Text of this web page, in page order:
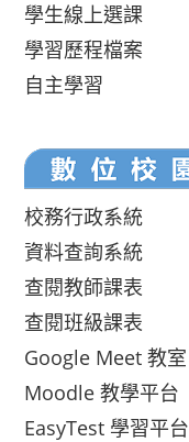
學生線上選課
學習歷程檔案
自主學習
校務行政系統
資料查詢系統
查閱教師課表
查閱班級課表
Google Meet 教室
Moodle 教學平台
EasyTest 學習平台